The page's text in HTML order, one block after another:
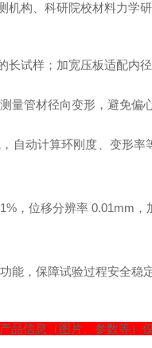
构、科研院校材料力学研
试样；加宽压板适配内
量管材径向变形，避免偏
自动计算环刚度、变形
，位移分辨率 0.01mm
能，保障试验过程安全稳定
品信息（图片、参数等）